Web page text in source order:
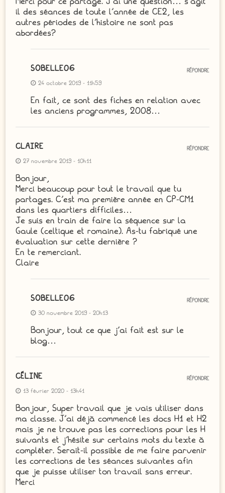
il des séances de toute l’année de CE2, les
autres périodes de l’histoire ne sont pas
abordées?
SOBELLE06
24 octobre 2019 - 11h59
En fait, ce sont des fiches en relation avec
les anciens programmes, 2008…
RÉPONDRE
CLAIRE
27 novembre 2019 - 10h11
Bonjour,
Merci beaucoup pour tout le travail que tu
partages. C’est ma première année en CP-CM1
dans les quartiers difficiles…
Je suis en train de faire la séquence sur la
Gaule (celtique et romaine). As-tu fabriqué une
évaluation sur cette dernière ?
En te remerciant.
Claire
RÉPONDRE
SOBELLE06
30 novembre 2019 - 20h13
Bonjour, tout ce que j’ai fait est sur le
blog…
RÉPONDRE
CÉLINE
13 février 2020 - 13h41
Bonjour, Super travail que je vais utiliser dans
ma classe. J’ai déjà commencé les docs H1 et H2
mais je ne trouve pas les corrections pour les H
suivants et j’hésite sur certains mots du texte à
compléter. Serait-il possible de me faire parvenir
les corrections de tes séances suivantes afin
que je puisse utiliser ton travail sans erreur.
Merci
RÉPONDRE